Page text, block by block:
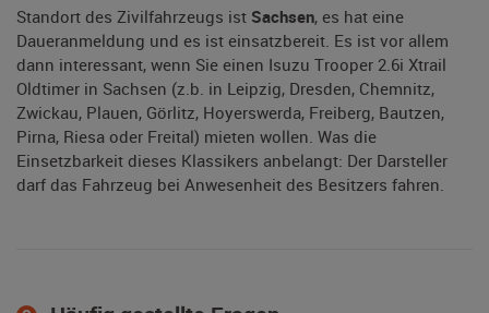
Standort des Zivilfahrzeugs ist Sachsen, es hat eine
Daueranmeldung und es ist einsatzbereit. Es ist vor allem
dann interessant, wenn Sie einen Isuzu Trooper 2.6i Xtrail
Oldtimer in Sachsen (z.b. in Leipzig, Dresden, Chemnitz,
Zwickau, Plauen, Görlitz, Hoyerswerda, Freiberg, Bautzen,
Pirna, Riesa oder Freital) mieten wollen. Was die
Einsetzbarkeit dieses Klassikers anbelangt: Der Darsteller
darf das Fahrzeug bei Anwesenheit des Besitzers fahren.